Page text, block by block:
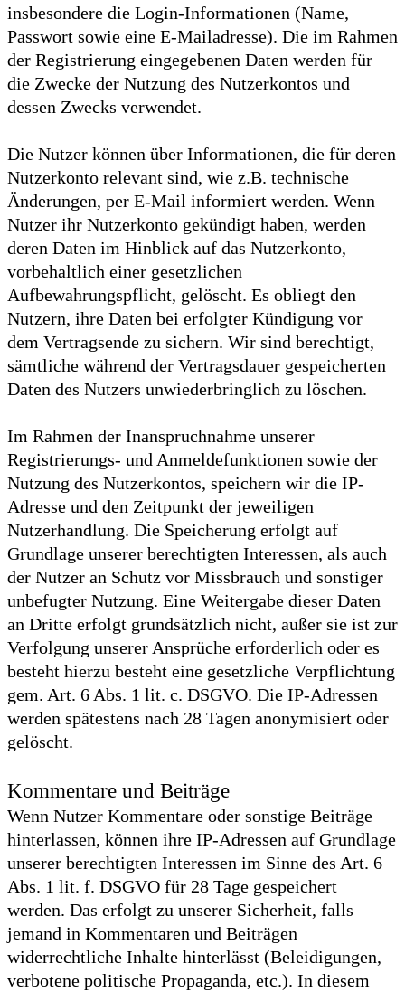
insbesondere die Login-Informationen (Name,
Passwort sowie eine E-Mailadresse). Die im Rahmen
der Registrierung eingegebenen Daten werden für
die Zwecke der Nutzung des Nutzerkontos und
dessen Zwecks verwendet.
Die Nutzer können über Informationen, die für deren
Nutzerkonto relevant sind, wie z.B. technische
Änderungen, per E-Mail informiert werden. Wenn
Nutzer ihr Nutzerkonto gekündigt haben, werden
deren Daten im Hinblick auf das Nutzerkonto,
vorbehaltlich einer gesetzlichen
Aufbewahrungspflicht, gelöscht. Es obliegt den
Nutzern, ihre Daten bei erfolgter Kündigung vor
dem Vertragsende zu sichern. Wir sind berechtigt,
sämtliche während der Vertragsdauer gespeicherten
Daten des Nutzers unwiederbringlich zu löschen.
Im Rahmen der Inanspruchnahme unserer
Registrierungs- und Anmeldefunktionen sowie der
Nutzung des Nutzerkontos, speichern wir die IP-
Adresse und den Zeitpunkt der jeweiligen
Nutzerhandlung. Die Speicherung erfolgt auf
Grundlage unserer berechtigten Interessen, als auch
der Nutzer an Schutz vor Missbrauch und sonstiger
unbefugter Nutzung. Eine Weitergabe dieser Daten
an Dritte erfolgt grundsätzlich nicht, außer sie ist zur
Verfolgung unserer Ansprüche erforderlich oder es
besteht hierzu besteht eine gesetzliche Verpflichtung
gem. Art. 6 Abs. 1 lit. c. DSGVO. Die IP-Adressen
werden spätestens nach 28 Tagen anonymisiert oder
gelöscht.
Kommentare und Beiträge
Wenn Nutzer Kommentare oder sonstige Beiträge
hinterlassen, können ihre IP-Adressen auf Grundlage
unserer berechtigten Interessen im Sinne des Art. 6
Abs. 1 lit. f. DSGVO für 28 Tage gespeichert
werden. Das erfolgt zu unserer Sicherheit, falls
jemand in Kommentaren und Beiträgen
widerrechtliche Inhalte hinterlässt (Beleidigungen,
verbotene politische Propaganda, etc.). In diesem